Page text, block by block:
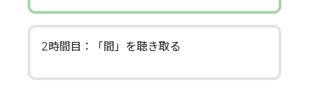
2時間目：「間」を聴き取る